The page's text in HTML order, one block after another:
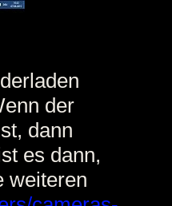
der
dann
es dann,
weiteren